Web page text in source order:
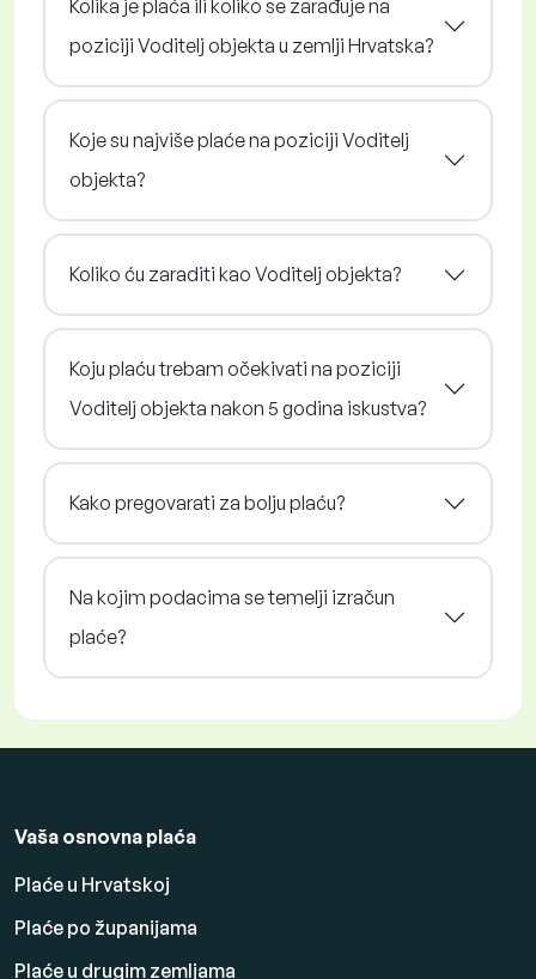
Kolika je plaća ili koliko se zarađuje na
poziciji Voditelj objekta u zemlji Hrvatska?
Koje su najviše plaće na poziciji Voditelj
objekta?
Koliko ću zaraditi kao Voditelj objekta?
Koju plaću trebam očekivati na poziciji
Voditelj objekta nakon 5 godina iskustva?
Kako pregovarati za bolju plaću?
Na kojim podacima se temelji izračun
plaće?
Vaša osnovna plaća
Plaće u Hrvatskoj
Plaće po županijama
Plaće u drugim zemljama